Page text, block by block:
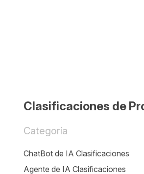
Clasificaciones de
Categoría
ChatBot de IA Clasificaciones
Agente de IA Clasificaciones